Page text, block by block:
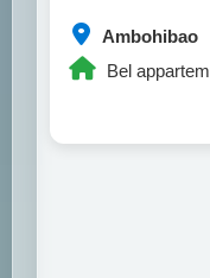
Ambohibao
Bel